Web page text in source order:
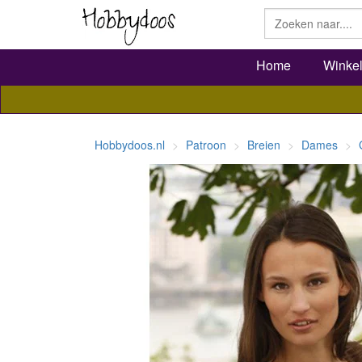
Home Winkel
Hobbydoos.nl Patroon Breien Dames